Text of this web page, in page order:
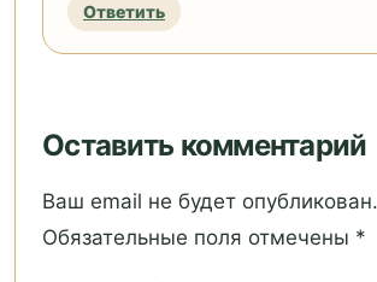
Ответить
Оставить комментарий
Ваш email не будет опубликован.
Обязательные поля отмечены *